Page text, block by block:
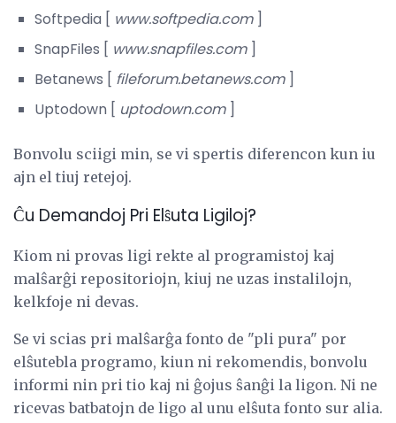
Softpedia [ www.softpedia.com]
SnapFiles [ www.snapfiles.com]
Betanews [ fileforum.betanews.com]
Uptodown [ uptodown.com]
Bonvolu sciigi min, se vi spertis diferencon kun iu
ajn el tiuj retejoj.
Ĉu Demandoj Pri Elŝuta Ligiloj?
Kiom ni provas ligi rekte al programistoj kaj
malŝarĝi repositoriojn, kiuj ne uzas instalilojn,
kelkfoje ni devas.
Se vi scias pri malŝarĝa fonto de "pli pura" por
elŝutebla programo, kiun ni rekomendis, bonvolu
informi nin pri tio kaj ni ĝojus ŝanĝi la ligon. Ni ne
ricevas batbatojn de ligo al unu elŝuta fonto sur alia.